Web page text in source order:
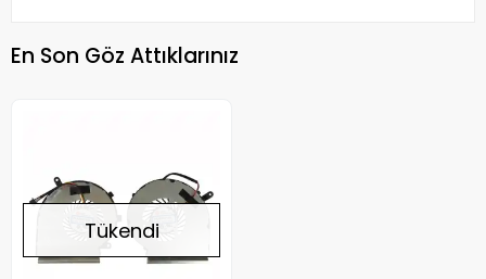
En Son Göz Attıklarınız
Tükendi